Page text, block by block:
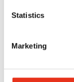
Statistics
Marketing
HSM VK